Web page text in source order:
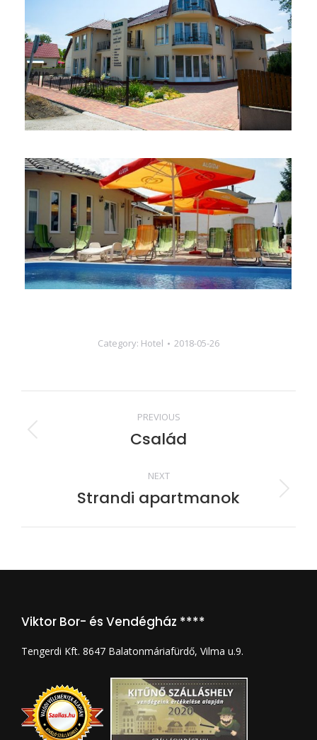
Category: Hotel 2018-05-26
Album
navigation
PREVIOUS
Previous
Család
NEXT
Next
Strandi apartmanok
Viktor Bor- és Vendégház ****
Tengerdi Kft. 8647 Balatonmáriafürdő, Vilma u.9.